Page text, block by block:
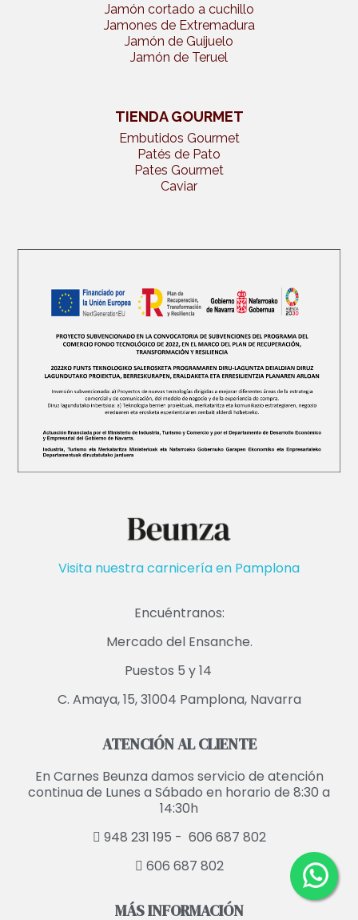
Jamón cortado a cuchillo
Jamones de Extremadura
Jamón de Guijuelo
Jamón de Teruel
TIENDA GOURMET
Embutidos Gourmet
Patés de Pato
Pates Gourmet
Caviar
Visita nuestra carnicería en Pamplona
Encuéntranos:
Mercado del Ensanche.
Puestos 5 y 14
C. Amaya, 15, 31004 Pamplona, Navarra
ATENCIÓN AL CLIENTE
En Carnes Beunza damos servicio de atención
continua de Lunes a Sábado en horario de 8:30 a
14:30h
948 231 195 - 606 687 802
606 687 802
MÁS INFORMACIÓN